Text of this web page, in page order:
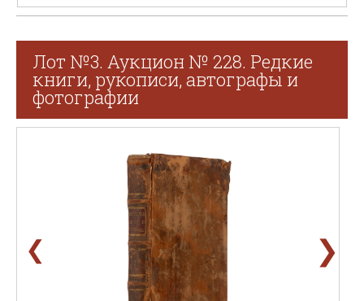
Лот №3. Аукцион № 228. Редкие
книги, рукописи, автографы и
фотографии
❮ ❯